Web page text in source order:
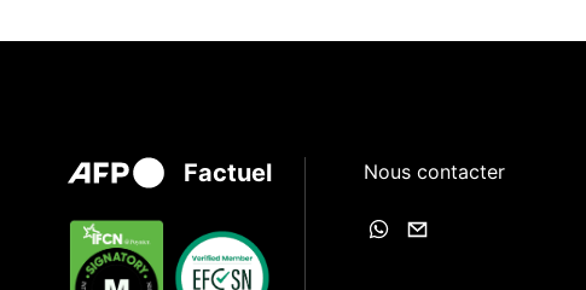
Factuel Nous contacter